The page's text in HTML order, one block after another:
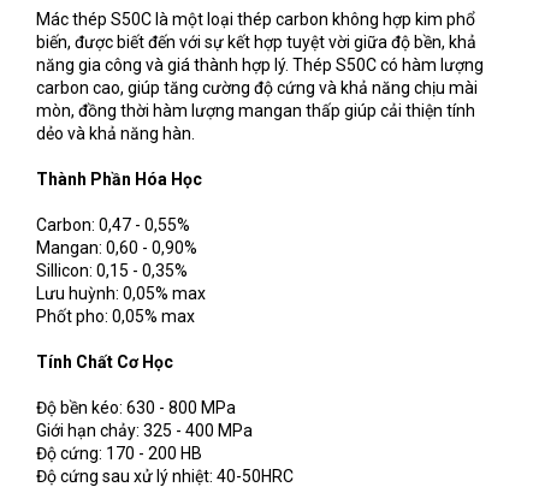
Mác thép S50C là một loại thép carbon không hợp kim phổ
biến, được biết đến với sự kết hợp tuyệt vời giữa độ bền, khả
năng gia công và giá thành hợp lý. Thép S50C có hàm lượng
carbon cao, giúp tăng cường độ cứng và khả năng chịu mài
mòn, đồng thời hàm lượng mangan thấp giúp cải thiện tính
dẻo và khả năng hàn.
Thành Phần Hóa Học
Carbon: 0,47 - 0,55%
Mangan: 0,60 - 0,90%
Sillicon: 0,15 - 0,35%
Lưu huỳnh: 0,05% max
Phốt pho: 0,05% max
Tính Chất Cơ Học
Độ bền kéo: 630 - 800 MPa
Giới hạn chảy: 325 - 400 MPa
Độ cứng: 170 - 200 HB
Độ cứng sau xử lý nhiệt: 40-50HRC